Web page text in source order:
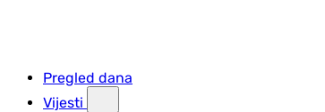
Pregled dana
Vijesti